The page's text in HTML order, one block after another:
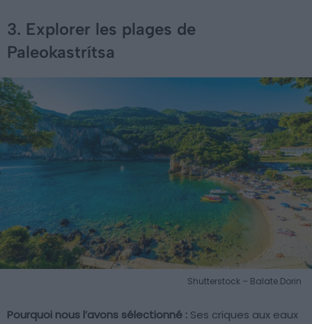
3. Explorer les plages de
Paleokastrítsa
Shutterstock – Balate.Dorin
Pourquoi nous l’avons sélectionné : Ses criques aux eaux